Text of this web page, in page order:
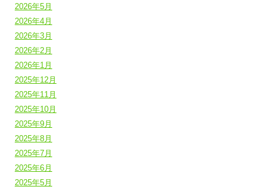
2026年5月
2026年4月
2026年3月
2026年2月
2026年1月
2025年12月
2025年11月
2025年10月
2025年9月
2025年8月
2025年7月
2025年6月
2025年5月